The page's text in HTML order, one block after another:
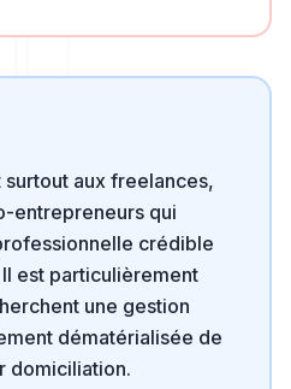
aux freelances,
entrepreneurs qui
crédible
est particulièrement
une gestion
dématérialisée de
domiciliation.